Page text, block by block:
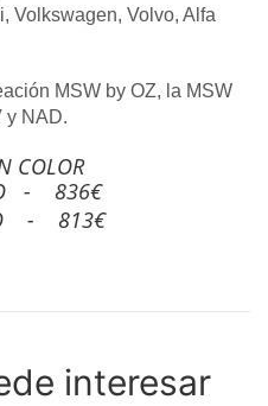
Volkswagen, Volvo, Alfa
MSW by OZ, la MSW
y NAD.
COLOR
-
836€
- 813€
interesar